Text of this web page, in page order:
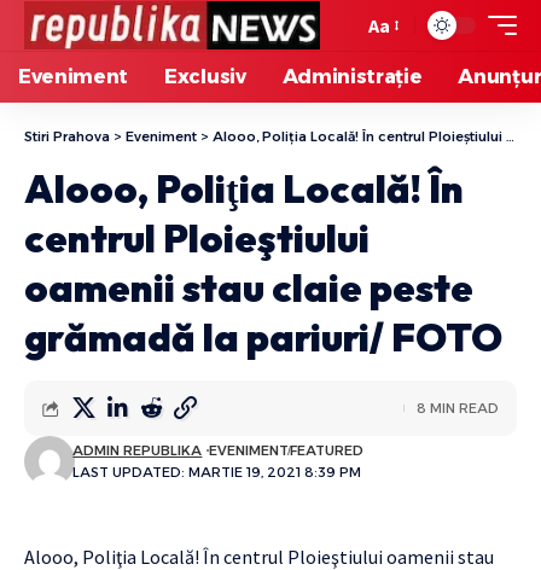
Aa
Eveniment Exclusiv Administrație
Stiri Prahova > Eveniment > Alooo, Poliţia Locală! În centrul Ploieştiului oamenii stau claie peste grămadă la pariuri/ FOTO
Alooo, Poliţia Locală! În
centrul Ploieştiului
oamenii stau claie peste
grămadă la pariuri/ FOTO
LAST UPDATED: MARTIE 19, 2021 8:39 PM
ADMIN REPUBLIKA EVENIMENTFEATURED
8 MIN READ
Alooo, Poliţia Locală! În centrul Ploieştiului oamenii stau